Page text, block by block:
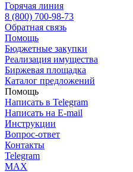
Горячая линия
8 (800) 700-98-73
Обратная связь
Помощь
Бюджетные закупки
Реализация имущества
Биржевая площадка
Каталог предложений
Помощь
Написать в Telegram
Написать на E-mail
Инструкции
Вопрос-ответ
Контакты
Telegram
MAX